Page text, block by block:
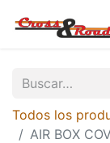
Todos los
AIR BOX